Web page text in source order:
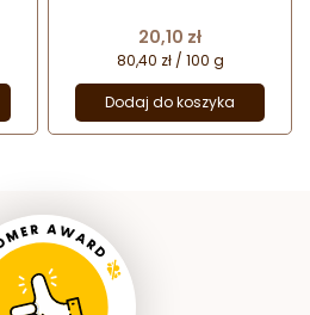
Cena
20,10 zł
80,40 zł / 100 g
Dodaj do koszyka